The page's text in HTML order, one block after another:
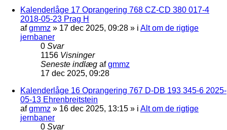
Kalenderlåge 17 Oprangering 768 CZ-CD 380 017-4
2018-05-23 Prag H
afgmmz » 17 dec 2025, 09:28 » i Alt om de rigtige
jernbaner
0 Svar
1156 Visninger
Seneste indlæg afgmmz
17 dec 2025, 09:28
Kalenderlåge 16 Oprangering 767 D-DB 193 345-6 2025-
05-13 Ehrenbreitstein
afgmmz » 16 dec 2025, 13:15 » i Alt om de rigtige
jernbaner
0 Svar